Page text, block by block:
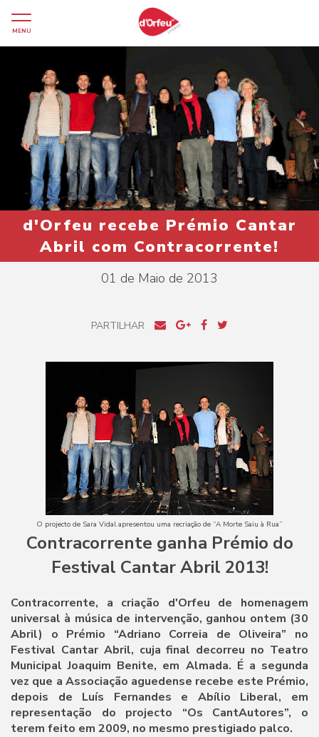
MENU
d'Orfeu recebe Prémio Cantar
Abril com Contracorrente!
01 de Maio de 2013
PARTILHAR
O projecto de Sara Vidal apresentou uma recriação de “A Morte Saiu à Rua”
Contracorrente ganha Prémio do
Festival Cantar Abril 2013!
Contracorrente, a criação d'Orfeu de homenagem
universal à música de intervenção, ganhou ontem (30
Abril) o Prémio “Adriano Correia de Oliveira” no
Festival Cantar Abril, cuja final decorreu no Teatro
Municipal Joaquim Benite, em Almada. É a segunda
vez que a Associação aguedense recebe este Prémio,
depois de Luís Fernandes e Abílio Liberal, em
representação do projecto “Os CantAutores”, o
terem feito em 2009, no mesmo prestigiado palco.